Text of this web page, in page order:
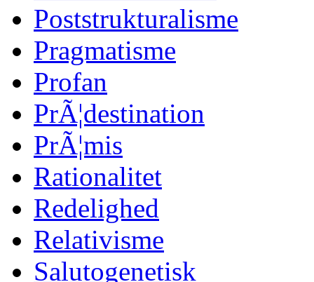
Poststrukturalisme
Pragmatisme
Profan
PrÃ¦destination
PrÃ¦mis
Rationalitet
Redelighed
Relativisme
Salutogenetisk